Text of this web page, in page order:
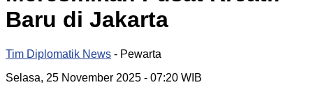
Baru di Jakarta
Tim Diplomatik News - Pewarta
Selasa, 25 November 2025 - 07:20 WIB